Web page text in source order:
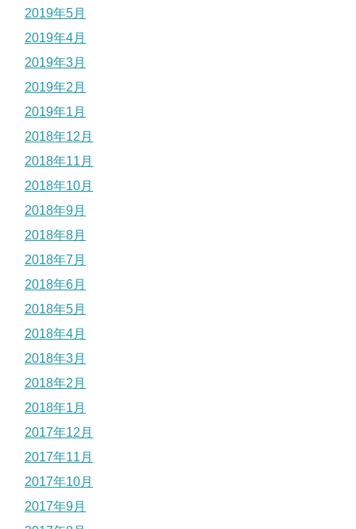
2019年5月
2019年4月
2019年3月
2019年2月
2019年1月
2018年12月
2018年11月
2018年10月
2018年9月
2018年8月
2018年7月
2018年6月
2018年5月
2018年4月
2018年3月
2018年2月
2018年1月
2017年12月
2017年11月
2017年10月
2017年9月